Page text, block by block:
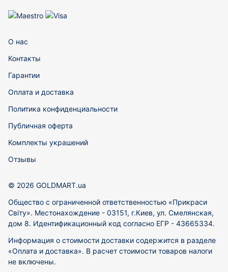
О нас
Контакты
Гарантии
Оплата и доставка
Политика конфиденциальности
Публичная оферта
Комплекты украшений
Отзывы
© 2026 GOLDMART.ua
Общество с ограниченной ответственностью «Прикраси
Світу». Местонахождение - 03151, г.Киев, ул. Смелянская,
дом 8. Идентификационный код согласно ЕГР - 43665334.
Информация о стоимости доставки содержится в разделе
«Оплата и доставка». В расчет стоимости товаров налоги
не включены.